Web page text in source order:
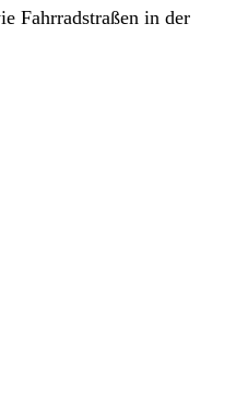
Fahrradstraßen in der